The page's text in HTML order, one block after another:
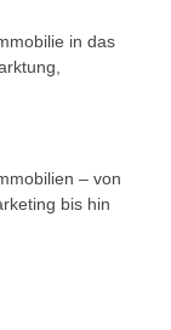
in das
– von
bis hin